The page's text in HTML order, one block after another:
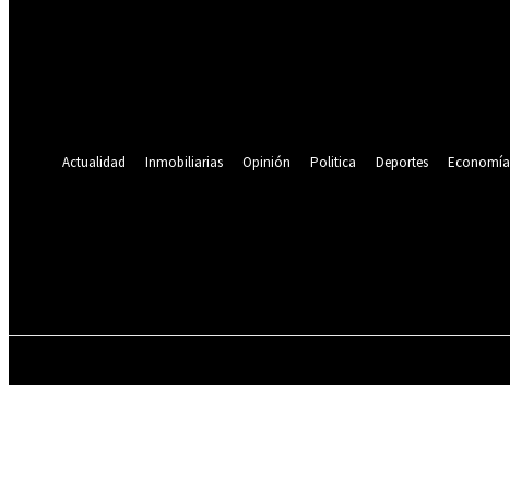
Actualidad
Inmobiliarias Opinión Politica Deportes Economía